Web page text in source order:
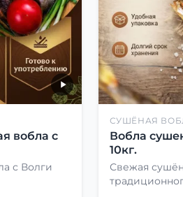
вобла с
с Волги
СУШЁНАЯ
Вобла
10кг.
Свежая